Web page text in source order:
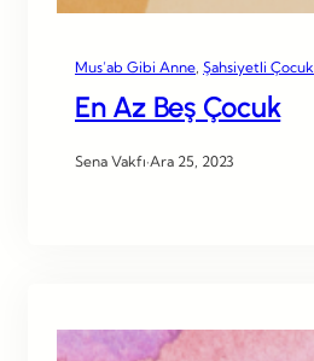
Mus’ab Gibi Anne Şahsiyetli Çocuk
En Az Beş Çocuk
Sena Vakfı·Ara 25, 2023